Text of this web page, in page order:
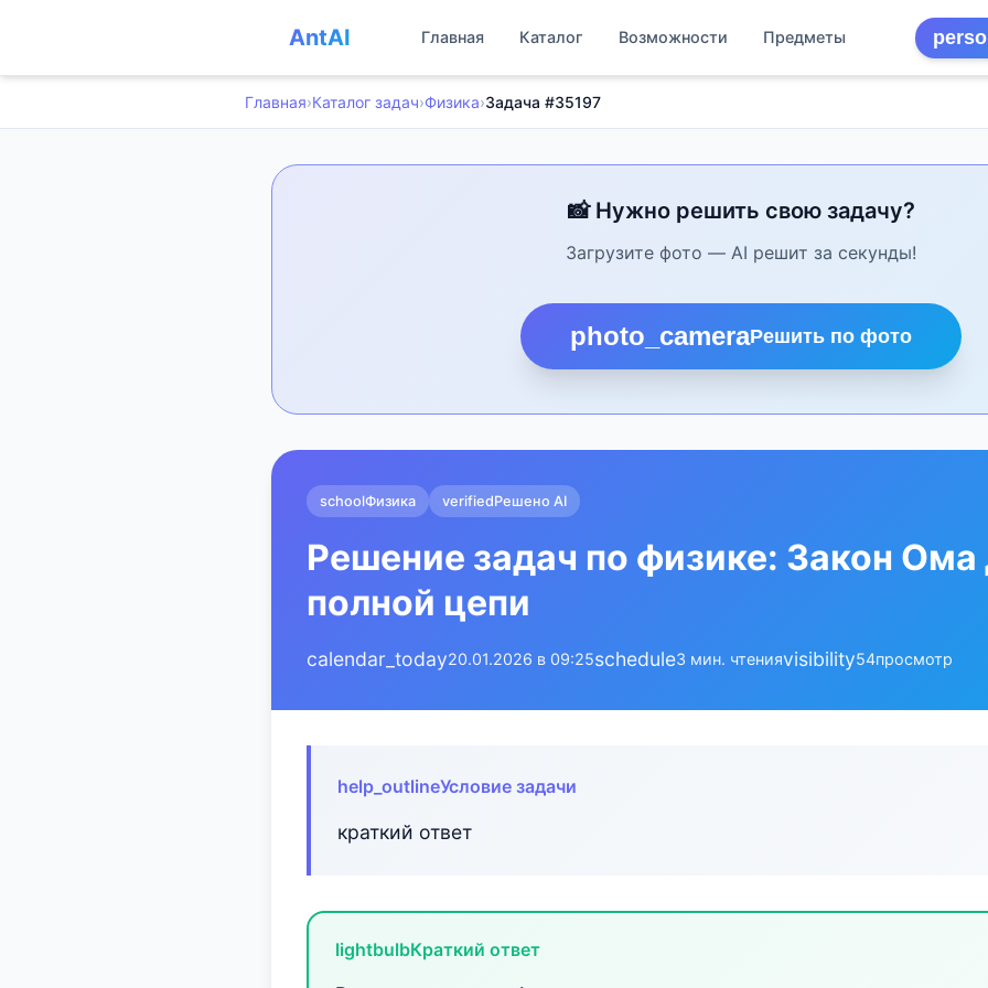
AntAI Главная Каталог Возможности Предметы
Главная›Каталог задач›Физика›Задача #35197
📸 Нужно решить свою задачу?
Загрузите фото — AI решит за секунды!
photo_cameraРешить по фото
schoolФизика verifiedРешено AI
Решение задач по физике: Закон Ома
полной цепи
calendar_today20.01.2026 в 09:25schedule3 мин. чтенияvisibility54просмотр
help_outlineУсловие задачи
краткий ответ
lightbulbКраткий ответ